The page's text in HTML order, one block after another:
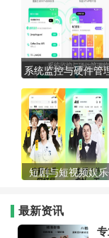
系统监控与硬件管
短剧与短视频娱
最新资讯